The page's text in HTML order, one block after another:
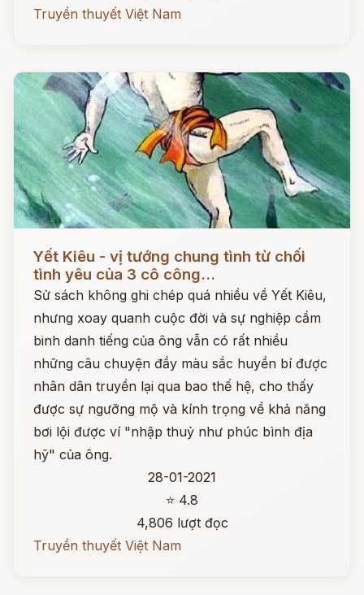
Truyền thuyết Việt Nam
Đọc ngay
Yết Kiêu - vị tướng chung tình từ chối
tình yêu của 3 cô công...
Sử sách không ghi chép quá nhiều về Yết Kiêu,
nhưng xoay quanh cuộc đời và sự nghiệp cầm
binh danh tiếng của ông vẫn có rất nhiều
những câu chuyện đầy màu sắc huyền bí được
nhân dân truyền lại qua bao thế hệ, cho thấy
được sự ngưỡng mộ và kính trọng về khả năng
bơi lội được ví "nhập thuỷ như phúc bình địa
hỹ" của ông.
28-01-2021
⭐ 4.8
4,806 lượt đọc
Truyền thuyết Việt Nam